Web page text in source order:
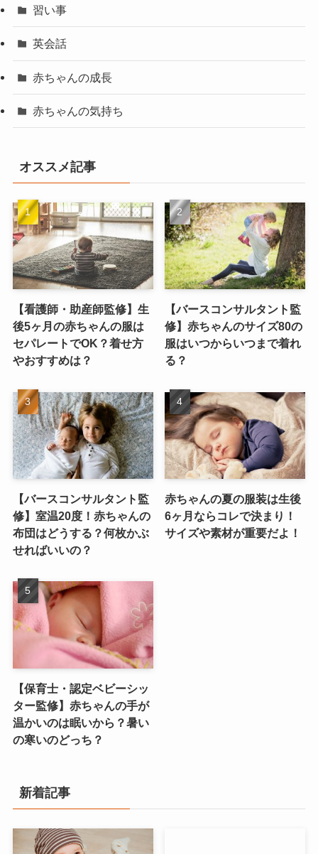
習い事
英会話
赤ちゃんの成長
赤ちゃんの気持ち
オススメ記事
【看護師・助産師監修】生
後5ヶ月の赤ちゃんの服は
セパレートでOK？着せ方
やおすすめは？
【バースコンサルタント監
修】赤ちゃんのサイズ80の
服はいつからいつまで着れ
る？
【バースコンサルタント監
修】室温20度！赤ちゃんの
布団はどうする？何枚かぶ
せればいいの？
赤ちゃんの夏の服装は生後
6ヶ月ならコレで決まり！
サイズや素材が重要だよ！
【保育士・認定ベビーシッ
ター監修】赤ちゃんの手が
温かいのは眠いから？暑い
の寒いのどっち？
新着記事